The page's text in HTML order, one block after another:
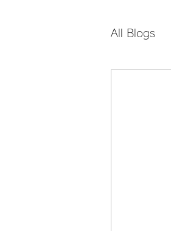
All Blogs